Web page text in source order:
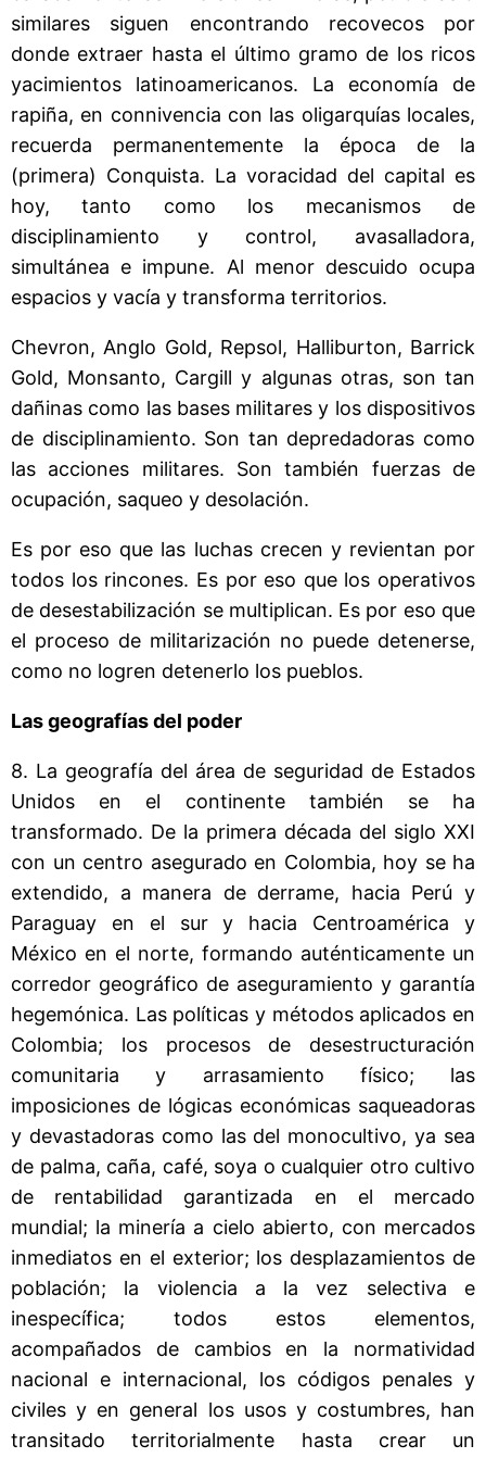
similares siguen encontrando recovecos por
donde extraer hasta el último gramo de los ricos
yacimientos latinoamericanos. La economía de
rapiña, en connivencia con las oligarquías locales,
recuerda permanentemente la época de la
(primera) Conquista. La voracidad del capital es
hoy, tanto como los mecanismos de
disciplinamiento y control, avasalladora,
simultánea e impune. Al menor descuido ocupa
espacios y vacía y transforma territorios.
Chevron, Anglo Gold, Repsol, Halliburton, Barrick
Gold, Monsanto, Cargill y algunas otras, son tan
dañinas como las bases militares y los dispositivos
de disciplinamiento. Son tan depredadoras como
las acciones militares. Son también fuerzas de
ocupación, saqueo y desolación.
Es por eso que las luchas crecen y revientan por
todos los rincones. Es por eso que los operativos
de desestabilización se multiplican. Es por eso que
el proceso de militarización no puede detenerse,
como no logren detenerlo los pueblos.
Las geografías del poder
8. La geografía del área de seguridad de Estados
Unidos en el continente también se ha
transformado. De la primera década del siglo XXI
con un centro asegurado en Colombia, hoy se ha
extendido, a manera de derrame, hacia Perú y
Paraguay en el sur y hacia Centroamérica y
México en el norte, formando auténticamente un
corredor geográfico de aseguramiento y garantía
hegemónica. Las políticas y métodos aplicados en
Colombia; los procesos de desestructuración
comunitaria y arrasamiento físico; las
imposiciones de lógicas económicas saqueadoras
y devastadoras como las del monocultivo, ya sea
de palma, caña, café, soya o cualquier otro cultivo
de rentabilidad garantizada en el mercado
mundial; la minería a cielo abierto, con mercados
inmediatos en el exterior; los desplazamientos de
población; la violencia a la vez selectiva e
inespecífica; todos estos elementos,
acompañados de cambios en la normatividad
nacional e internacional, los códigos penales y
civiles y en general los usos y costumbres, han
transitado territorialmente hasta crear un